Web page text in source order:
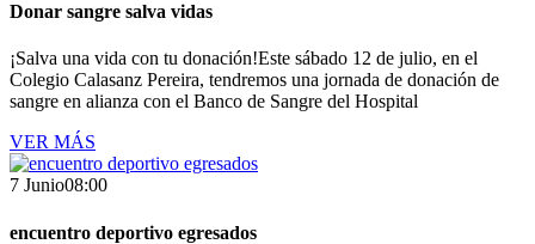
Donar sangre salva vidas
¡Salva una vida con tu donación!Este sábado 12 de julio, en el
Colegio Calasanz Pereira, tendremos una jornada de donación de
sangre en alianza con el Banco de Sangre del Hospital
VER MÁS
7 Junio08:00
encuentro deportivo egresados